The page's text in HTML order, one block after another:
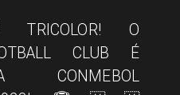
O
CLUB É
CONMEBOL